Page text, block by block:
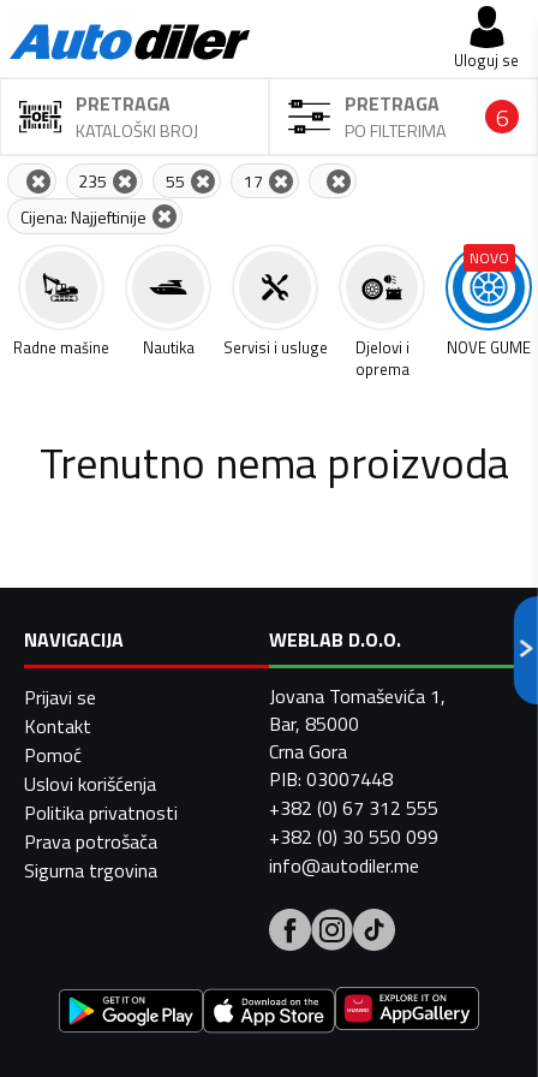
Uloguj se
PRETRAGA
KATALOŠKI BROJ
PRETRAGA
PO FILTERIMA 6
235 55
17
Cijena: Najjeftinije
Radne mašine Nautika Servisi i usluge
Djelovi i
oprema
NOVO
NOVE GUME
Trenutno nema proizvoda
NAVIGACIJA
Prijavi se
Kontakt
Pomoć
Uslovi korišćenja
Politika privatnosti
Prava potrošača
Sigurna trgovina
WEBLAB D.O.O.
Jovana Tomaševića 1,
Bar, 85000
Crna Gora
PIB: 03007448
+382 (0) 67 312 555
+382 (0) 30 550 099
info@autodiler.me